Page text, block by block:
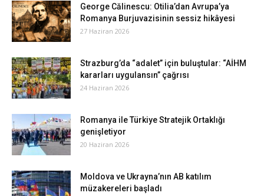
George Călinescu: Otilia’dan Avrupa’ya
Romanya Burjuvazisinin sessiz hikâyesi
27 Haziran 2026
Strazburg’da “adalet” için buluştular: “AİHM
kararları uygulansın” çağrısı
24 Haziran 2026
Romanya ile Türkiye Stratejik Ortaklığı
genişletiyor
20 Haziran 2026
Moldova ve Ukrayna’nın AB katılım
müzakereleri başladı